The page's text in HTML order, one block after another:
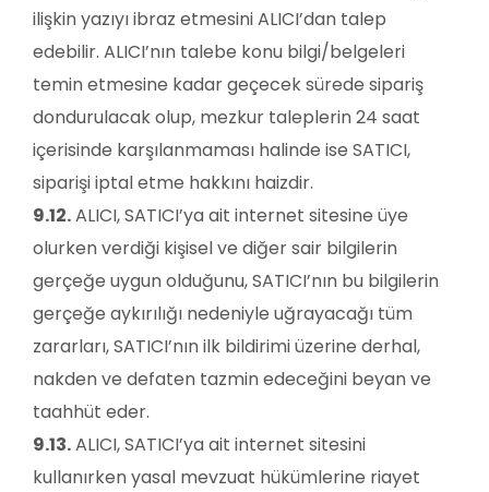
ilişkin yazıyı ibraz etmesini ALICI’dan talep
edebilir. ALICI’nın talebe konu bilgi/belgeleri
temin etmesine kadar geçecek sürede sipariş
dondurulacak olup, mezkur taleplerin 24 saat
içerisinde karşılanmaması halinde ise SATICI,
siparişi iptal etme hakkını haizdir.
9.12.ALICI, SATICI’ya ait internet sitesine üye
olurken verdiği kişisel ve diğer sair bilgilerin
gerçeğe uygun olduğunu, SATICI’nın bu bilgilerin
gerçeğe aykırılığı nedeniyle uğrayacağı tüm
zararları, SATICI’nın ilk bildirimi üzerine derhal,
nakden ve defaten tazmin edeceğini beyan ve
taahhüt eder.
9.13.ALICI, SATICI’ya ait internet sitesini
kullanırken yasal mevzuat hükümlerine riayet